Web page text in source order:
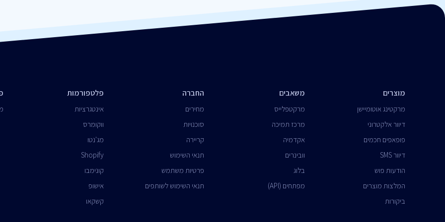
מוצרים
מרקטינג אוטומיישן
דיוור אלקטרוני
פופאפים חכמים
דיוור SMS
הודעות פוש
המלצות מוצרים
ביקורות
משאבים
מרקטפלייס
מרכז תמיכה
אקדמיה
וובינרים
בלוג
מפתחים (API)
החברה
מחירים
סוכנויות
קריירה
תנאי השימוש
פרטיות משתמש
תנאי השימוש לשותפים
פלטפורמות
אינטגרציות
ווקומרס
מג'נטו
Shopify
קונימבו
אישופ
קשקאו